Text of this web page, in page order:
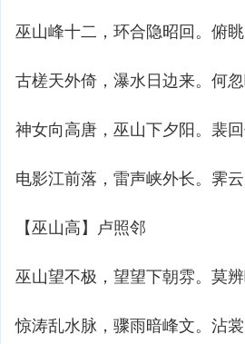
巫山峰十二，环合隐昭回。俯
古槎天外倚，瀑水日边来。何
神女向高唐，巫山下夕阳。裴
电影江前落，雷声峡外长。霁
【巫山高】卢照邻
巫山望不极，望望下朝雰。莫
惊涛乱水脉，骤雨暗峰文。沾